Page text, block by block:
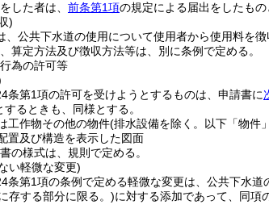
した者は、 前条第1項の規定による届出をしたもの
)
、公共下水道の使用について使用者から使用料を徴
算定方法及び徴収方法等は、別に条例で定める。
行為の許可等
条第1項の許可を受けようとするものは、申請書に
るときも、同様とする。
工作物その他の物件(排水設備を除く。以下「物件
置及び構造を表示した図面
の様式は、規則で定める。
い軽微な変更)
条第1項の条例で定める軽微な変更は、公共下水
存する部分に限る。)に対する添加であって、同項